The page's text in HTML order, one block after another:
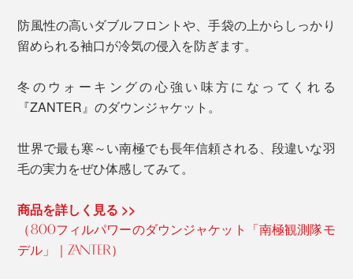
防風性の高いダブルフロントや、手袋の上からしっかり
留められる袖口が冷気の侵入を防ぎます。
冬のウォーキングの心強い味方になってくれる
『ZANTER』のダウンジャケット。
世界で最も寒～い南極でも長年信頼される、段違いな羽
毛の実力をぜひ体感してみて。
商品を詳しく見る >>
（800フィルパワーのダウンジャケット「南極観測隊モ
デル」｜ZANTER）